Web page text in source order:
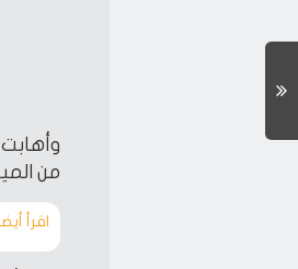
من
اقرأ أيضا‎